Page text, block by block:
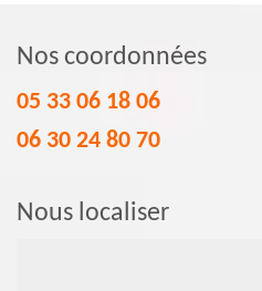
Nos coordonnées
05 33 06 18 06
06 30 24 80 70
Nous localiser